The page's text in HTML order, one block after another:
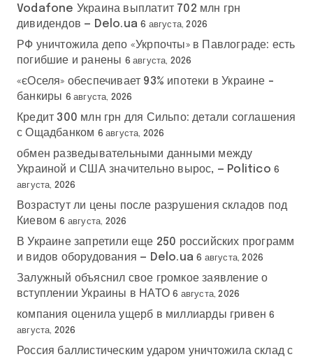
Vodafone Украина выплатит 702 млн грн
дивидендов — Delo.ua 6 августа, 2026
РФ уничтожила депо «Укрпочты» в Павлограде: есть
погибшие и ранены 6 августа, 2026
«єОселя» обеспечивает 93% ипотеки в Украине –
банкиры 6 августа, 2026
Кредит 300 млн грн для Сильпо: детали соглашения
с Ощадбанком 6 августа, 2026
обмен разведывательными данными между
Украиной и США значительно вырос, — Politico 6
августа, 2026
Возрастут ли цены после разрушения складов под
Киевом 6 августа, 2026
В Украине запретили еще 250 российских программ
и видов оборудования — Delo.ua 6 августа, 2026
Залужный объяснил свое громкое заявление о
вступлении Украины в НАТО 6 августа, 2026
компания оценила ущерб в миллиарды гривен 6
августа, 2026
Россия баллистическим ударом уничтожила склад с